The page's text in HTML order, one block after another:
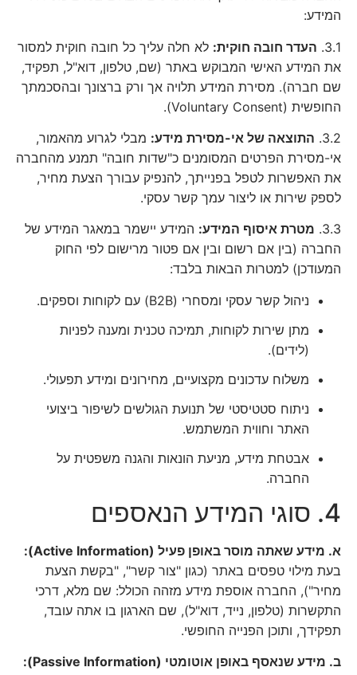
המידע:
3.1. העדר חובה חוקית: לא חלה עליך כל חובה חוקית למסור
את המידע האישי המבוקש באתר (שם, טלפון, דוא"ל, תפקיד,
שם חברה). מסירת המידע תלויה אך ורק ברצונך ובהסכמתך
החופשית (Voluntary Consent).
3.2. התוצאה של אי-מסירת מידע: מבלי לגרוע מהאמור,
אי-מסירת הפרטים המסומנים כ"שדות חובה" תמנע מהחברה
את האפשרות לטפל בפנייתך, להנפיק עבורך הצעת מחיר,
לספק שירות או ליצור עמך קשר עסקי.
3.3. מטרת איסוף המידע: המידע יישמר במאגר המידע של
החברה (בין אם רשום ובין אם פטור מרישום לפי החוק
המעודכן) למטרות הבאות בלבד:
ניהול קשר עסקי ומסחרי (B2B) עם לקוחות וספקים.
מתן שירות לקוחות, תמיכה טכנית ומענה לפניות
(לידים).
משלוח עדכונים מקצועיים, מחירונים ומידע תפעולי.
ניתוח סטטיסטי של תנועת הגולשים לשיפור ביצועי
האתר וחווית המשתמש.
אבטחת מידע, מניעת הונאות והגנה משפטית על
החברה.
4. סוגי המידע הנאספים
א. מידע שאתה מוסר באופן פעיל (Active Information):
בעת מילוי טפסים באתר (כגון "צור קשר", "בקשת הצעת
מחיר"), החברה אוספת מידע מזהה הכולל: שם מלא, דרכי
התקשרות (טלפון, נייד, דוא"ל), שם הארגון בו אתה עובד,
תפקידך, ותוכן הפנייה החופשי.
ב. מידע שנאסף באופן אוטומטי (Passive Information):